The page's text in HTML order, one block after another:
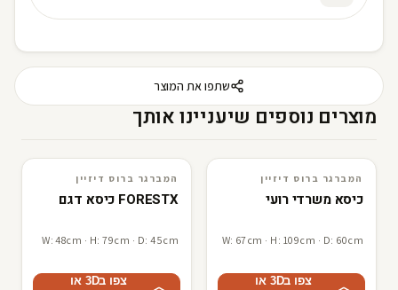
שתפו את המוצר
מוצרים נוספים שיעניינו אותך
3D · AR המברגר ברוס דיזיין
המברגר ברוס דיזיין
כיסא משרדי רועי
W: 67cm · H: 109cm · D: 60cm
צפו ב3D או
3D · AR המברגר ברוס דיזיין
המברגר ברוס דיזיין
FORESTX כיסא דגם
W: 48cm · H: 79cm · D: 45cm
צפו ב3D או